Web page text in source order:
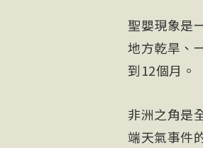
聖嬰現象是
地方乾旱、
到12個月。
非洲之角是
端天氣事件